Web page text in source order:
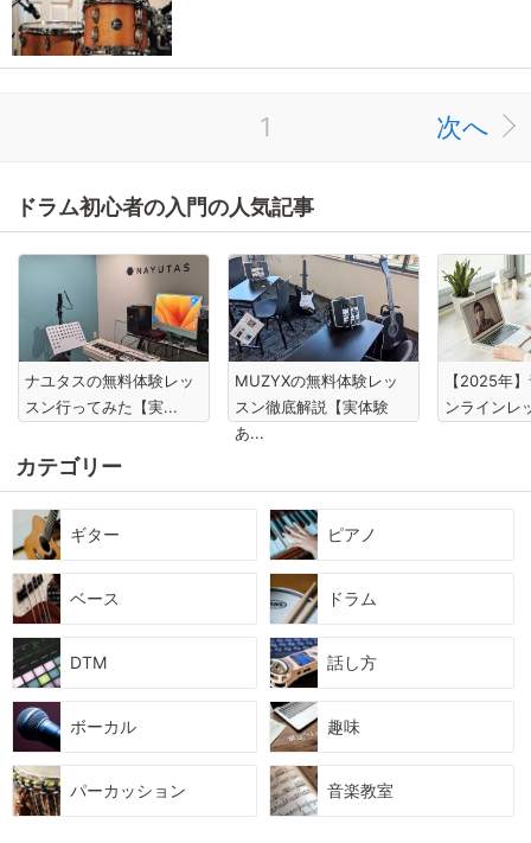
1 次へ
ドラム初心者の入門の人気記事
ナユタスの無料体験レッ
スン行ってみた【実...
MUZYXの無料体験レッ
スン徹底解説【実体験
あ...
【2025年
ンラインレ
カテゴリー
ギター ピアノ
ベース ドラム
DTM 話し方
ボーカル 趣味
パーカッション 音楽教室